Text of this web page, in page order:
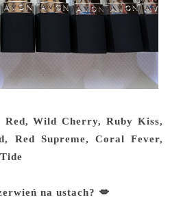
Wild Cherry, Ruby Kiss,
Red Supreme, Coral Fever,
na ustach? 💋